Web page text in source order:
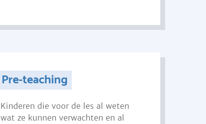
Pre-teaching
Kinderen die voor de les al weten
wat ze kunnen verwachten en al